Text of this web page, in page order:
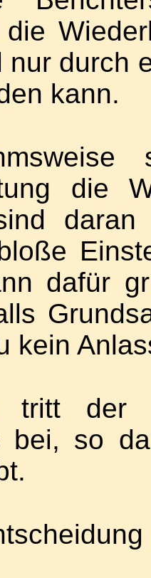
nur durch
kann.
die
daran
dafür
kein
tritt der
bei, so